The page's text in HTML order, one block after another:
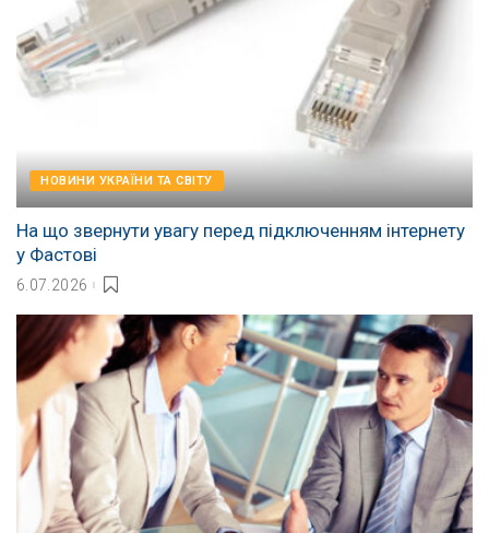
НОВИНИ УКРАЇНИ ТА СВІТУ
На що звернути увагу перед підключенням інтернету
у Фастові
6.07.2026